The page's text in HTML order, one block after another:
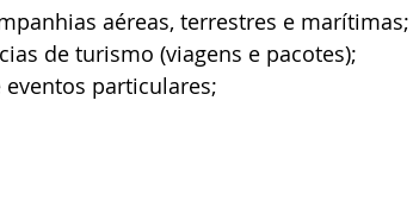
aéreas, terrestres e marítimas;
de turismo (viagens e pacotes);
particulares;